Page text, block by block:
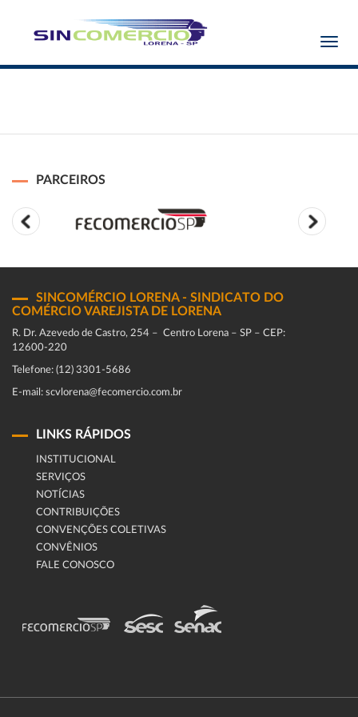
PARCEIROS
SINCOMÉRCIO LORENA - SINDICATO DO
COMÉRCIO VAREJISTA DE LORENA
R. Dr. Azevedo de Castro, 254 – Centro Lorena – SP – CEP:
12600-220
Telefone: (12) 3301-5686
E-mail: scvlorena@fecomercio.com.br
LINKS RÁPIDOS
INSTITUCIONAL
SERVIÇOS
NOTÍCIAS
CONTRIBUIÇÕES
CONVENÇÕES COLETIVAS
CONVÊNIOS
FALE CONOSCO